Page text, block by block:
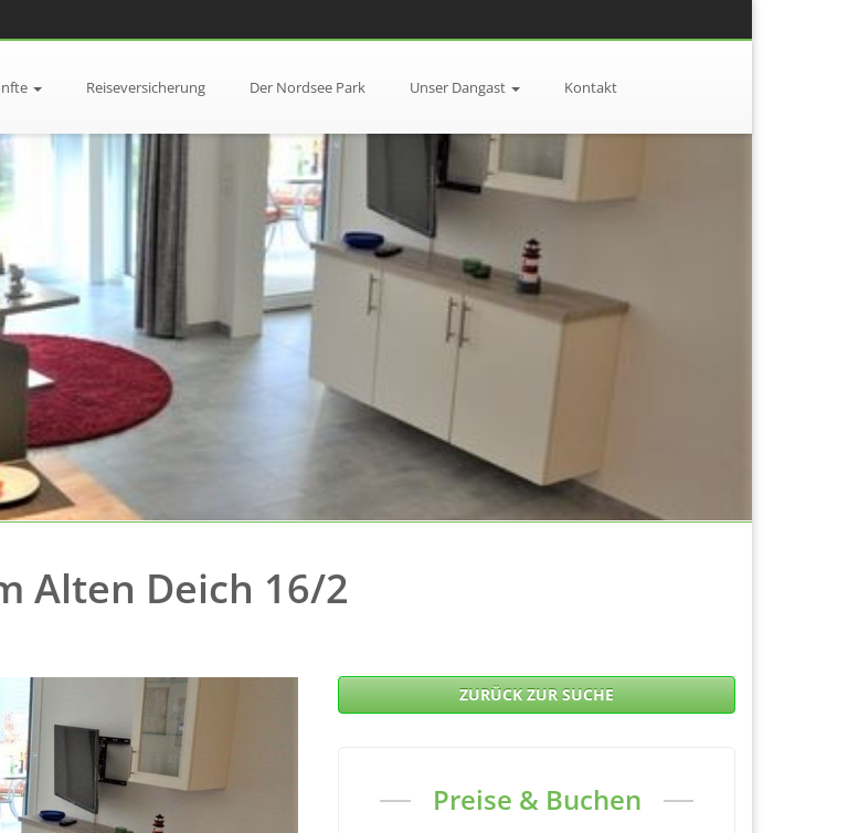
Reiseversicherung Der Nordsee Park Unser Dangast Kontakt
Alten Deich 16/2
ZURÜCK ZUR SUCHE
Preise & Buchen